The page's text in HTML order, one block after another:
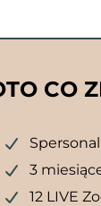
CO
3
12 LIVE